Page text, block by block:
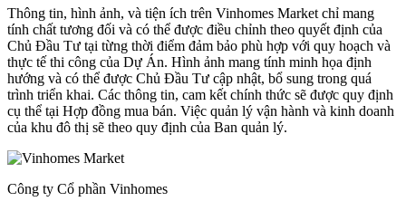
Thông tin, hình ảnh, và tiện ích trên Vinhomes Market chỉ mang
tính chất tương đối và có thể được điều chỉnh theo quyết định của
Chủ Đầu Tư tại từng thời điểm đảm bảo phù hợp với quy hoạch và
thực tế thi công của Dự Án. Hình ảnh mang tính minh họa định
hướng và có thể được Chủ Đầu Tư cập nhật, bổ sung trong quá
trình triển khai. Các thông tin, cam kết chính thức sẽ được quy định
cụ thể tại Hợp đồng mua bán. Việc quản lý vận hành và kinh doanh
của khu đô thị sẽ theo quy định của Ban quản lý.
Công ty Cổ phần Vinhomes